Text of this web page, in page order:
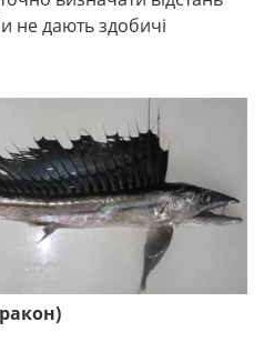
не дають здобичі